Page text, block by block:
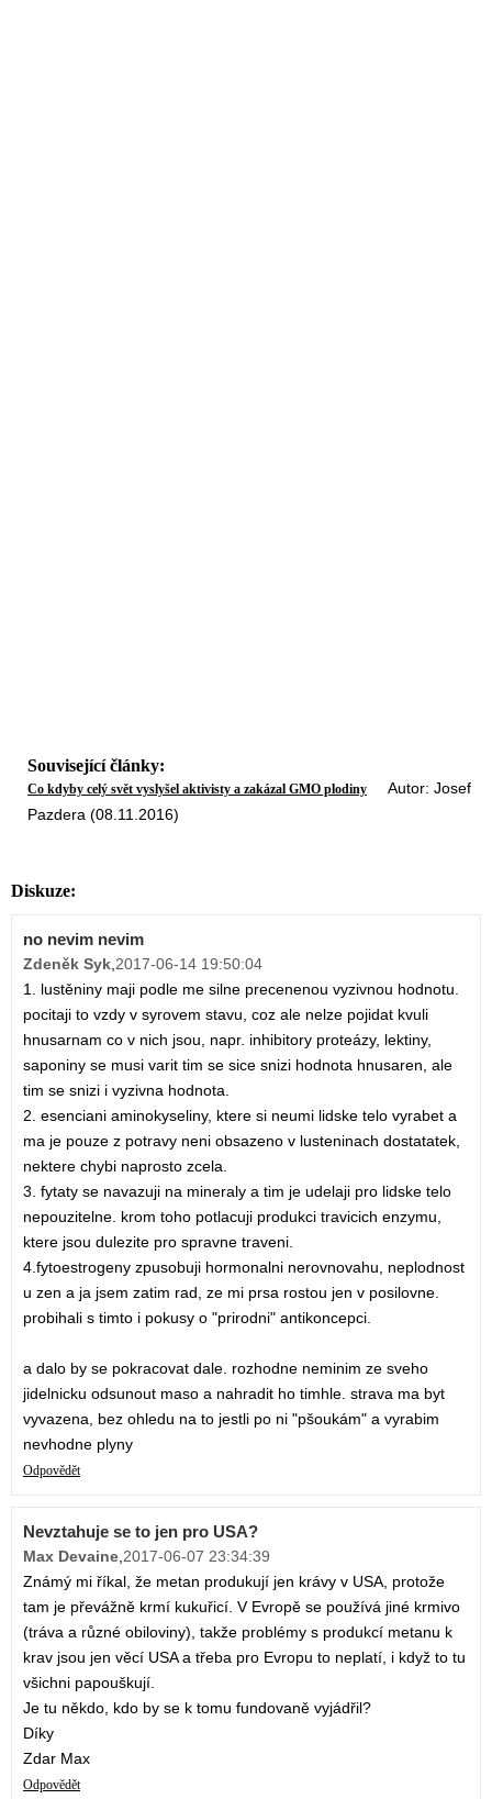
Související články:
Co kdyby celý svět vyslyšel aktivisty a zakázal GMO plodiny Autor: Josef
Pazdera (08.11.2016)
Diskuze:
no nevim nevim
Zdeněk Syk,2017-06-14 19:50:04
1. lustěniny maji podle me silne precenenou vyzivnou hodnotu.
pocitaji to vzdy v syrovem stavu, coz ale nelze pojidat kvuli
hnusarnam co v nich jsou, napr. inhibitory proteázy, lektiny,
saponiny se musi varit tim se sice snizi hodnota hnusaren, ale
tim se snizi i vyzivna hodnota.
2. esenciani aminokyseliny, ktere si neumi lidske telo vyrabet a
ma je pouze z potravy neni obsazeno v lusteninach dostatatek,
nektere chybi naprosto zcela.
3. fytaty se navazuji na mineraly a tim je udelaji pro lidske telo
nepouzitelne. krom toho potlacuji produkci travicich enzymu,
ktere jsou dulezite pro spravne traveni.
4.fytoestrogeny zpusobuji hormonalni nerovnovahu, neplodnost
u zen a ja jsem zatim rad, ze mi prsa rostou jen v posilovne.
probihali s timto i pokusy o "prirodni" antikoncepci.
a dalo by se pokracovat dale. rozhodne neminim ze sveho
jidelnicku odsunout maso a nahradit ho timhle. strava ma byt
vyvazena, bez ohledu na to jestli po ni "pšoukám" a vyrabim
nevhodne plyny
Odpovědět
Nevztahuje se to jen pro USA?
Max Devaine,2017-06-07 23:34:39
Známý mi říkal, že metan produkují jen krávy v USA, protože
tam je převážně krmí kukuřicí. V Evropě se používá jiné krmivo
(tráva a různé obiloviny), takže problémy s produkcí metanu k
krav jsou jen věcí USA a třeba pro Evropu to neplatí, i když to tu
všichni papouškují.
Je tu někdo, kdo by se k tomu fundovaně vyjádřil?
Díky
Zdar Max
Odpovědět